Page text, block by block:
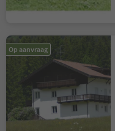
Op aanvraag